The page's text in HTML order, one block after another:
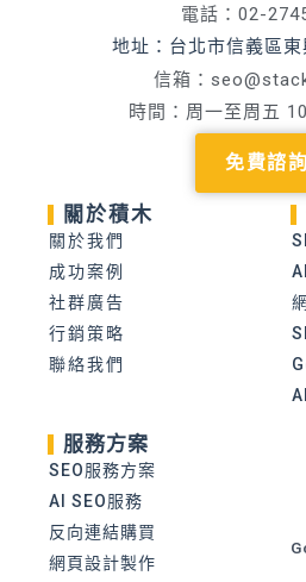
電話：02-
地址：台北市信義區
信箱：
時間：周一至周五
免費諮詢
關於積木
關於我們
成功案例
社群廣告
行銷策略
聯絡我們
服務方案
SEO服務方案
AI SEO服務
反向連結購買
網頁設計製作